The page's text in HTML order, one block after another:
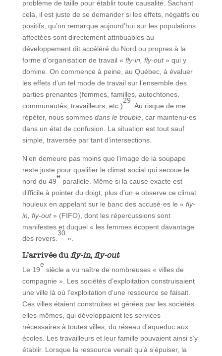
problème de taille pour établir toute causalité. Sachant
cela, il est juste de se demander si les effets, négatifs ou
positifs, qu’on remarque aujourd’hui sur les populations
affectées sont directement attribuables au
développement dit accéléré du Nord ou propres à la
forme d’organisation de travail « fly-in, fly-out» qui y
domine. On commence à peine, au Québec, à évaluer
les effets d’un tel mode de travail sur l’ensemble des
parties prenantes (femmes, familles, autochtones,
communautés, travailleurs, etc.)
29
. Au risque de me
répéter, nous sommes dans le trouble, car maintenu·es
dans un état de confusion. La situation est tout sauf
simple, traversée par tant d’intersections.
N’en demeure pas moins que l’image de la soupape
reste juste pour qualifier le climat social qui secoue le
nord du 49
e
parallèle. Même si la cause exacte est
difficile à pointer du doigt, plus d’un·e observe ce climat
houleux en appelant sur le banc des accusé·es le « fly-
in, fly-out» (FIFO), dont les répercussions sont
manifestes et duquel « les femmes écopent davantage
des revers.
30
».
L’arrivée dufly-in, fly-out
Le 19
e
siècle a vu naître de nombreuses « villes de
compagnie ». Les sociétés d’exploitation construisaient
une ville là où l’exploitation d’une ressource se faisait.
Ces villes étaient construites et gérées par les sociétés
elles-mêmes, qui développaient les services
nécessaires à toutes villes, du réseau d’aqueduc aux
écoles. Les travailleurs et leur famille pouvaient ainsi s’y
établir. Lorsque la ressource venait qu’à s’épuiser, la